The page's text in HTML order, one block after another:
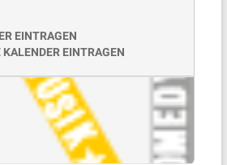
EINTRAGEN
KALENDER EINTRAGEN